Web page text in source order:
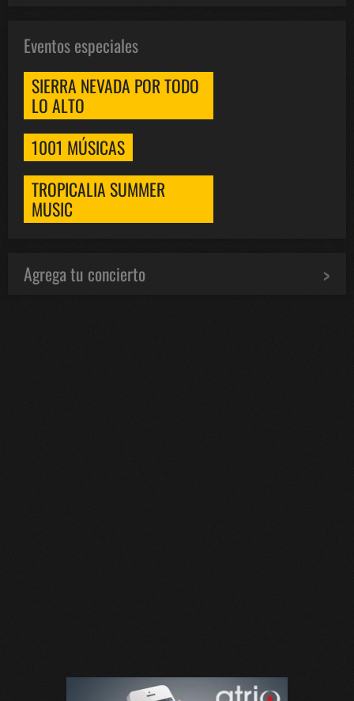
Eventos especiales
SIERRA NEVADA POR TODO
LO ALTO
1001 MÚSICAS
TROPICALIA SUMMER
MUSIC
Agrega tu concierto